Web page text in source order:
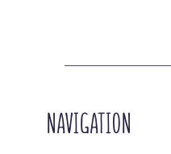
NAVIGATION